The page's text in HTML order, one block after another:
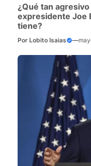
¿Qué tan
expresidente Joe
tiene?
Por Lobito Isaias —